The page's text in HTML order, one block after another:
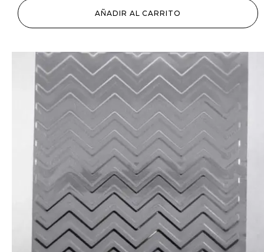
AÑADIR AL CARRITO